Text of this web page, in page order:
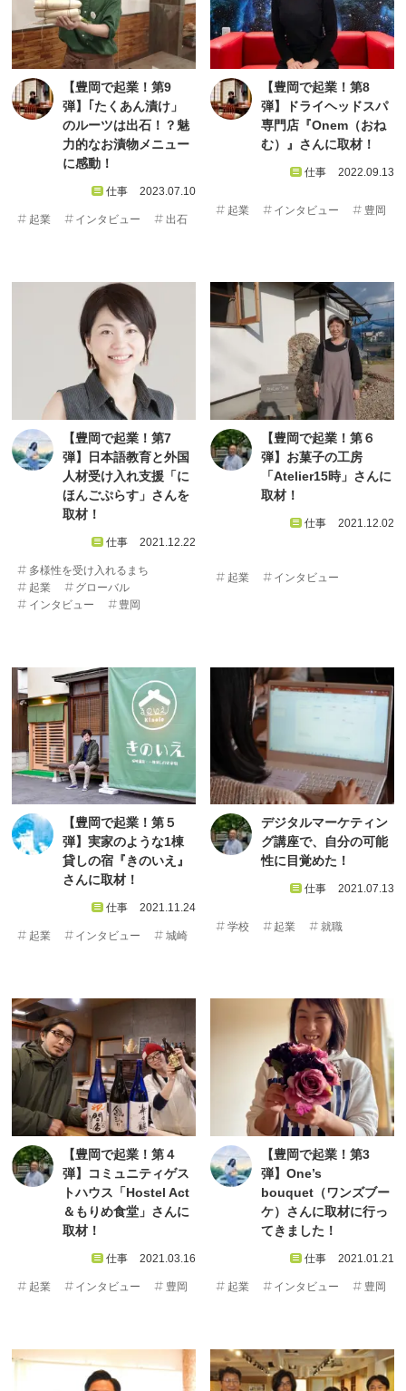
【豊岡で起業！第9
弾】｢たくあん漬け」
のルーツは出石！？魅
力的なお漬物メニュー
に感動！
仕事 2023.07.10
起業 インタビュー 出石
【豊岡で起業！第8
弾】ドライヘッドスパ
専門店『Onem（おね
む）』さんに取材！
仕事 2022.09.13
起業 インタビュー 豊岡
【豊岡で起業！第7
弾】日本語教育と外国
人材受け入れ支援「に
ほんごぷらす」さんを
取材！
仕事 2021.12.22
多様性を受け入れるまち
起業
グローバル
インタビュー
豊岡
【豊岡で起業！第６
弾】お菓子の工房
「Atelier15時」さんに
取材！
仕事 2021.12.02
起業 インタビュー
【豊岡で起業！第５
弾】実家のような1棟
貸しの宿『きのいえ』
さんに取材！
仕事 2021.11.24
起業 インタビュー 城崎
デジタルマーケティン
グ講座で、自分の可能
性に目覚めた！
仕事 2021.07.13
学校 起業 就職
【豊岡で起業！第４
弾】コミュニティゲス
トハウス「Hostel Act
＆もりめ食堂」さんに
取材！
仕事 2021.03.16
起業 インタビュー 豊岡
【豊岡で起業！第3
弾】One’s
bouquet（ワンズブー
ケ）さんに取材に行っ
てきました！
仕事 2021.01.21
起業 インタビュー 豊岡